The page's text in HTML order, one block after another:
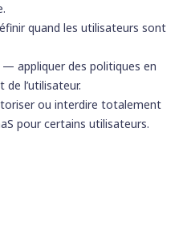
quand les utilisateurs sont
— appliquer des politiques en
de l’utilisateur.
ou interdire totalement
pour certains utilisateurs.